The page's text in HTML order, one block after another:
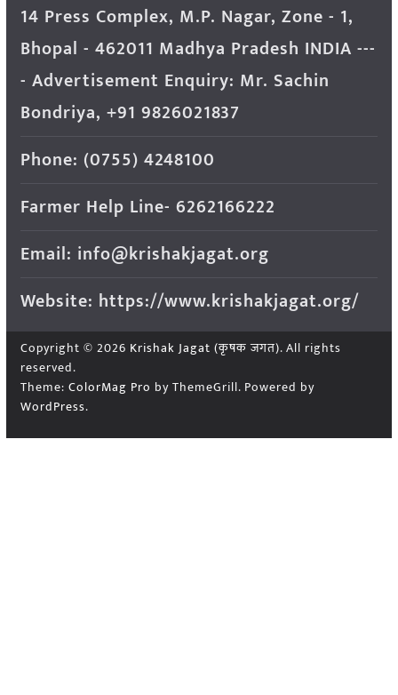
14 Press Complex, M.P. Nagar, Zone - 1,
Bhopal - 462011 Madhya Pradesh INDIA ---
- Advertisement Enquiry: Mr. Sachin
Bondriya, +91 9826021837
Phone: (0755) 4248100
Farmer Help Line- 6262166222
Email: info@krishakjagat.org
Website: https://www.krishakjagat.org/
Copyright © 2026 Krishak Jagat (कृषक जगत). All rights
reserved.
Theme: ColorMag Pro by ThemeGrill. Powered by
WordPress.